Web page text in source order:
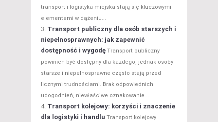
transport i logistyka miejska stają się kluczowymi
elementami w dążeniu...
Transport publiczny dla osób starszych i
niepełnosprawnych: jak zapewnić
dostępność i wygodę Transport publiczny
powinien być dostępny dla każdego, jednak osoby
starsze i niepełnosprawne często stają przed
licznymi trudnościami. Brak odpowiednich
udogodnień, niewłaściwe oznakowanie...
Transport kolejowy: korzyści i znaczenie
dla logistyki i handlu Transport kolejowy